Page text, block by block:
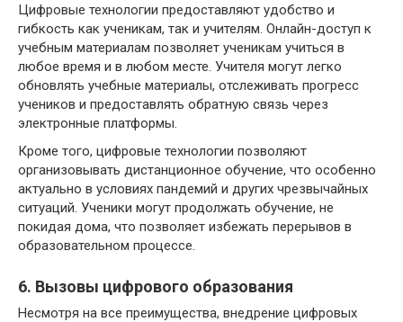
Цифровые технологии предоставляют удобство и
гибкость как ученикам, так и учителям. Онлайн-доступ к
учебным материалам позволяет ученикам учиться в
любое время и в любом месте. Учителя могут легко
обновлять учебные материалы, отслеживать прогресс
учеников и предоставлять обратную связь через
электронные платформы.
Кроме того, цифровые технологии позволяют
организовывать дистанционное обучение, что особенно
актуально в условиях пандемий и других чрезвычайных
ситуаций. Ученики могут продолжать обучение, не
покидая дома, что позволяет избежать перерывов в
образовательном процессе.
6. Вызовы цифрового образования
Несмотря на все преимущества, внедрение цифровых